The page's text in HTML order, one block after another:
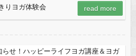
りヨガ体験会
read more
せ！ハッピーライフヨガ講座＆ヨガ